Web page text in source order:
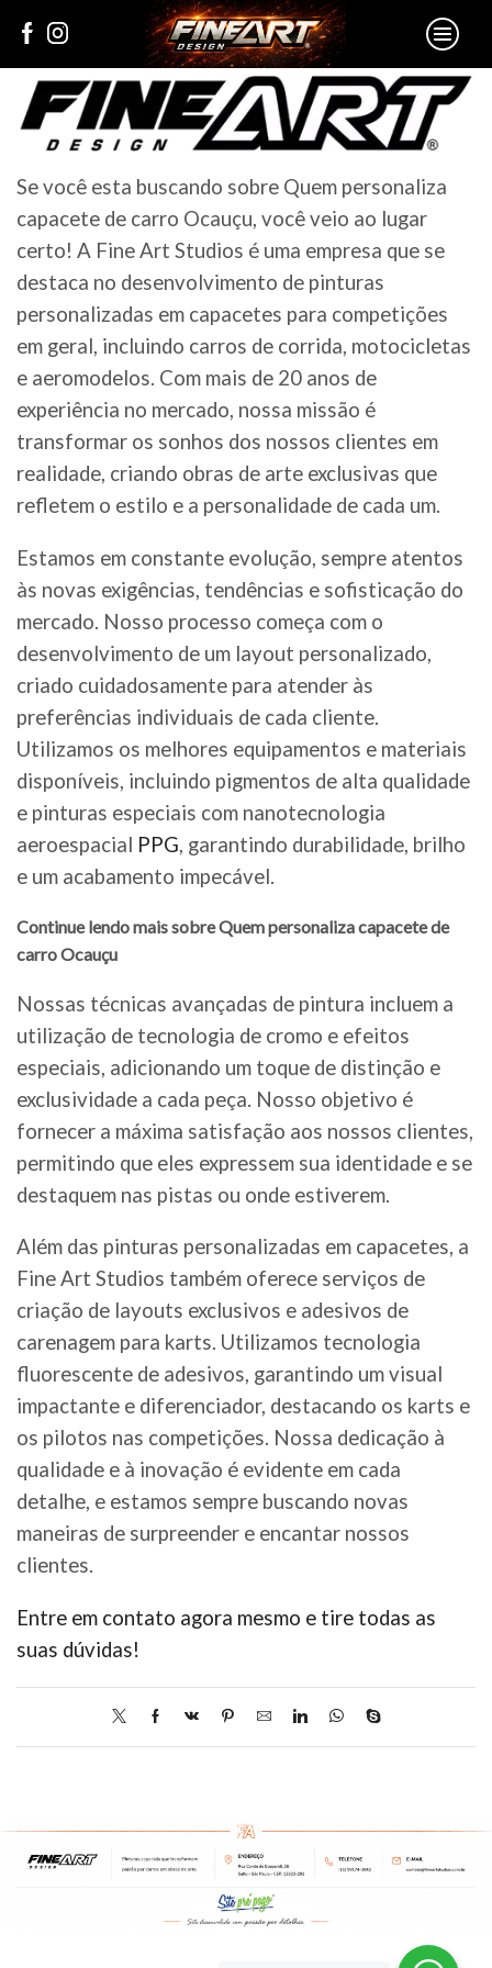
Se você esta buscando sobre Quem personaliza
capacete de carro Ocauçu, você veio ao lugar
certo! A Fine Art Studios é uma empresa que se
destaca no desenvolvimento de pinturas
personalizadas em capacetes para competições
em geral, incluindo carros de corrida, motocicletas
e aeromodelos. Com mais de 20 anos de
experiência no mercado, nossa missão é
transformar os sonhos dos nossos clientes em
realidade, criando obras de arte exclusivas que
refletem o estilo e a personalidade de cada um.
Estamos em constante evolução, sempre atentos
às novas exigências, tendências e sofisticação do
mercado. Nosso processo começa com o
desenvolvimento de um layout personalizado,
criado cuidadosamente para atender às
preferências individuais de cada cliente.
Utilizamos os melhores equipamentos e materiais
disponíveis, incluindo pigmentos de alta qualidade
e pinturas especiais com nanotecnologia
aeroespacial PPG, garantindo durabilidade, brilho
e um acabamento impecável.
Continue lendo mais sobre Quem personaliza capacete de
carro Ocauçu
Nossas técnicas avançadas de pintura incluem a
utilização de tecnologia de cromo e efeitos
especiais, adicionando um toque de distinção e
exclusividade a cada peça. Nosso objetivo é
fornecer a máxima satisfação aos nossos clientes,
permitindo que eles expressem sua identidade e se
destaquem nas pistas ou onde estiverem.
Além das pinturas personalizadas em capacetes, a
Fine Art Studios também oferece serviços de
criação de layouts exclusivos e adesivos de
carenagem para karts. Utilizamos tecnologia
fluorescente de adesivos, garantindo um visual
impactante e diferenciador, destacando os karts e
os pilotos nas competições. Nossa dedicação à
qualidade e à inovação é evidente em cada
detalhe, e estamos sempre buscando novas
maneiras de surpreender e encantar nossos
clientes.
Entre em contato agora mesmo e tire todas as
suas dúvidas!